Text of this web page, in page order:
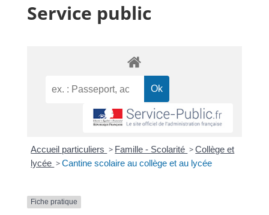
Service public
Accueil particuliers > Famille - Scolarité >Collège et
lycée >Cantine scolaire au collège et au lycée
Fiche pratique